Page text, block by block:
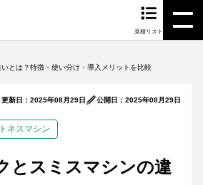
見積リスト
とは？特徴・使い分け・導入メリットを比較
更新日：2025年08月29日 公開日：2025年08月29日
ネスマシン
とスミスマシンの違